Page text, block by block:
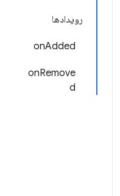
رویدادها
onAdded
onRemove
d